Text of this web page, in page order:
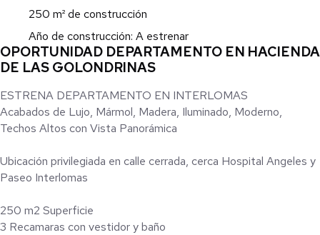
250 m² de construcción
Año de construcción: A estrenar
OPORTUNIDAD DEPARTAMENTO EN HACIENDA
DE LAS GOLONDRINAS
ESTRENA DEPARTAMENTO EN INTERLOMAS
Acabados de Lujo, Mármol, Madera, Iluminado, Moderno,
Techos Altos con Vista Panorámica
Ubicación privilegiada en calle cerrada, cerca Hospital Angeles y
Paseo Interlomas
250 m2 Superficie
3 Recamaras con vestidor y baño